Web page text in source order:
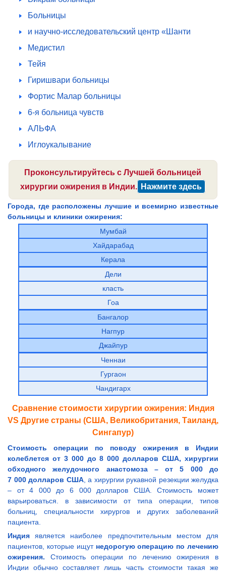
Больницы
и научно-исследовательский центр «Шанти
Медистил
Тейя
Гиришвари больницы
Фортис Малар больницы
6-я больница чувств
АЛЬФА
Иглоукалывание
Проконсультируйтесь с Лучшей больницей
хирургии ожирения в Индии. Нажмите здесь
Города, где расположены лучшие и всемирно известные
больницы и клиники ожирения:
Мумбай
Хайдарабад
Керала
Дели
класть
Гоа
Бангалор
Нагпур
Джайпур
Ченнаи
Гургаон
Чандигарх
Сравнение стоимости хирургии ожирения: Индия
VS Другие страны (США, Великобритания, Таиланд,
Сингапур)
Стоимость операции по поводу ожирения в Индии
колеблется от 3 000 до 8 000 долларов США, хирургии
обходного желудочного анастомоза – от 5 000 до
7 000 долларов США, а хирургии рукавной резекции желудка
– от 4 000 до 6 000 долларов США. Стоимость может
варьироваться. в зависимости от типа операции, типов
больниц, специальности хирургов и других заболеваний
пациента.
Индия является наиболее предпочтительным местом для
пациентов, которые ищут недорогую операцию по лечению
ожирения. Стоимость операции по лечению ожирения в
Индии обычно составляет лишь часть стоимости такая же